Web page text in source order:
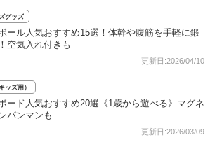
グッズ
ール人気おすすめ15選！体幹や腹筋を手軽に鍛
空気入れ付きも
更新日:2026/04/10
ッズ用）
ード人気おすすめ20選《1歳から遊べる》マグネ
パンマンも
更新日:2026/03/09